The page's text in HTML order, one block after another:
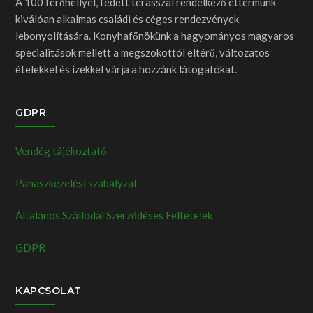
kiválóan alkalmas családi és céges rendezvények
lebonyolítására. Konyhafőnökünk a hagyományos magyaros
specialitások mellett a megszokottól eltérő, változatos
ételekkel és ízekkel várja a hozzánk látogatókat.
GDPR
Vendég tájékoztató
Panaszkezelési szabályzat
Általános Szállodai Szerződéses Feltételek
GDPR
KAPCSOLAT